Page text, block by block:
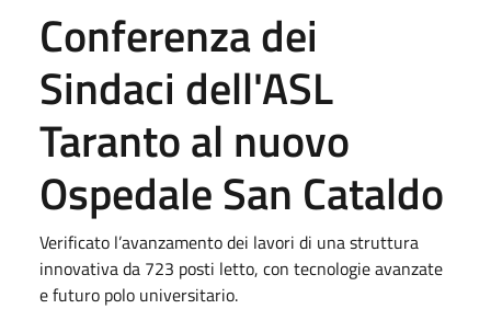
Conferenza dei
Sindaci dell'ASL
Taranto al nuovo
Ospedale San Cataldo
Verificato l’avanzamento dei lavori di una struttura
innovativa da 723 posti letto, con tecnologie avanzate
e futuro polo universitario.